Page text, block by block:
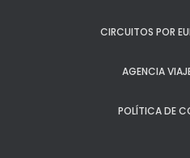
CIRCUITOS POR
AGENCIA
POLÍTICA DE